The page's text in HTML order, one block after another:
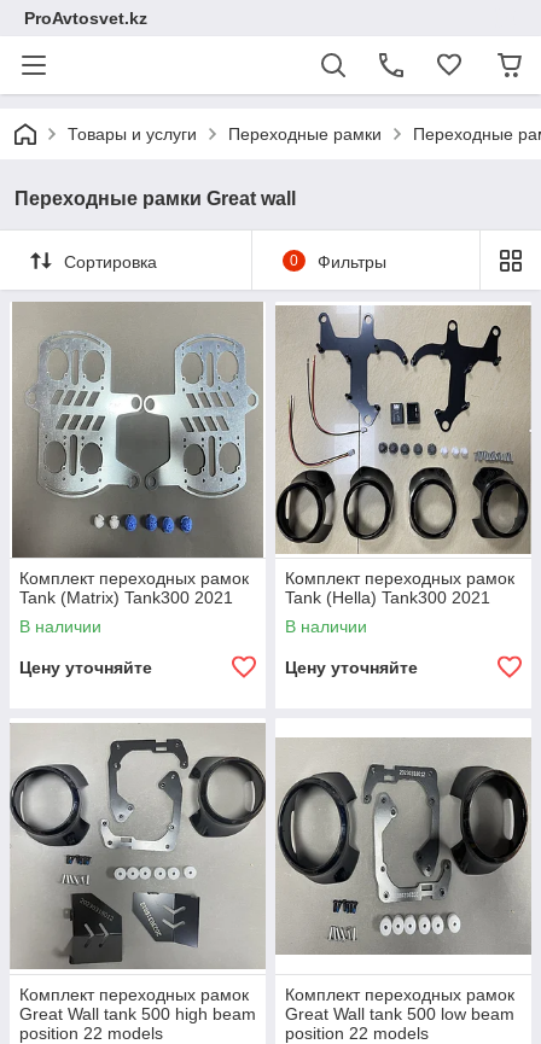
ProAvtosvet.kz
Товары и услуги Переходные рамки Переходные
Переходные рамки Great wall
Сортировка 0 Фильтры
Комплект переходных рамок
Tank (Matrix) Tank300 2021
В наличии
Цену уточняйте
Комплект переходных рамок
Tank (Hella) Tank300 2021
В наличии
Цену уточняйте
Комплект переходных рамок
Great Wall tank 500 high beam
position 22 models
Комплект переходных рамок
Great Wall tank 500 low beam
position 22 models